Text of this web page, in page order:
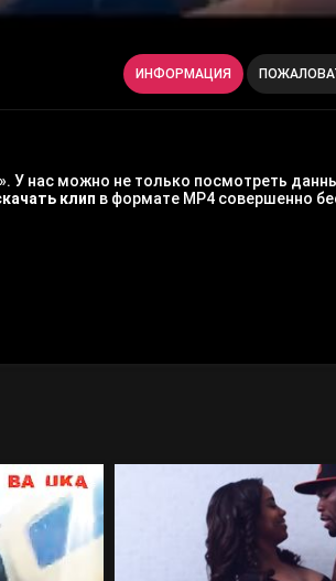
ИНФОРМАЦИЯ
У нас можно не только посмотреть
клип в формате MP4 совершенно